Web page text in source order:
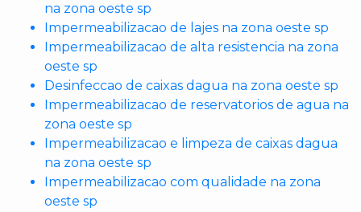
na zona oeste sp
Impermeabilizacao de lajes na zona oeste sp
Impermeabilizacao de alta resistencia na zona
oeste sp
Desinfeccao de caixas dagua na zona oeste sp
Impermeabilizacao de reservatorios de agua na
zona oeste sp
Impermeabilizacao e limpeza de caixas dagua
na zona oeste sp
Impermeabilizacao com qualidade na zona
oeste sp